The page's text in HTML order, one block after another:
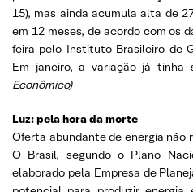
15), mas ainda acumula alta de
em 12 meses, de acordo com os
feira pelo Instituto Brasileiro de
Em janeiro, a variação já tinha
Econômico)
Luz: pela hora da morte
Oferta abundante de energia não
O Brasil, segundo o Plano
elaborado pela Empresa de